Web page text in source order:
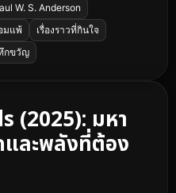
W. S. Anderson
มแพ้
เรื่องราวที่กินใจ
กขวัญ
(2025): มหา
ละพลังที่ต้อง